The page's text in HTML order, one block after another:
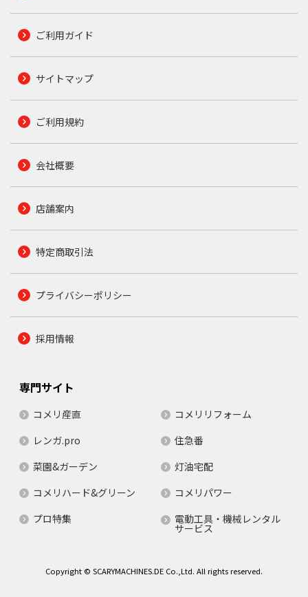
ご利用ガイド
サイトマップ
ご利用規約
会社概要
店舗案内
特定商取引法
プライバシーポリシー
採用情報
専門サイト
コメリ産直
コメリリフォーム
レンガ.pro
住急番
菜園&ガーデン
灯油宅配
コメリハード&グリーン
コメリパワー
プロ特集
電動工具・機械レンタル
サービス
Copyright © SCARYMACHINES.DE Co.,Ltd. All rights reserved.